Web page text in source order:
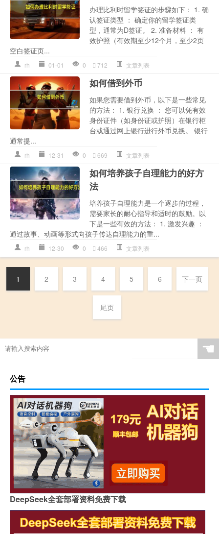
办理比利时留学签证的步骤如下： 1. 确
认签证类型 ： 确定你的留学签证类
型，通常为D签证。 2. 准备材料 ： 有
效护照（有效期至少12个月，至少2页
空白签证页...
rh 01-01 0 712 文章列表
如何借到外币
如果您需要借到外币，以下是一些常见
的方法： 1. 银行兑换 ： 您可以凭有效
身份证件（如身份证或护照）在银行柜
台或通过网上银行进行外币兑换。 银行
通常提...
rh 12-31 0 669 文章列表
如何培养孩子自理能力的好方
法
培养孩子自理能力是一个逐步的过程，
需要家长的耐心指导和适时的鼓励。以
下是一些有效的方法： 1. 激发兴趣 ：
通过故事、动画等形式向孩子传达自理能力的重...
rh 12-30 0 466 文章列表
1 2 3 4 5 6 下一页
尾页
☚
公告
DeepSeek全套部署资料免费下载